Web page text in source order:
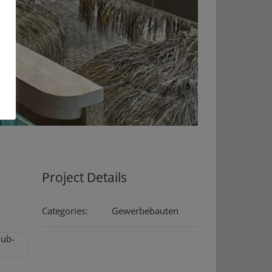
Project Details
Categories: Gewerbebauten